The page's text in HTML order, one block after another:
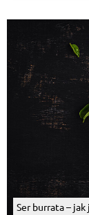
Ser burrata – jak